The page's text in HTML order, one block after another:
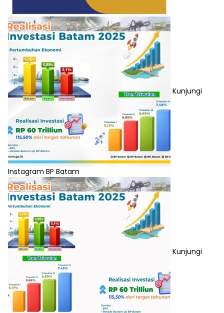
Kunjungi
Instagram BP Batam
Kunjungi